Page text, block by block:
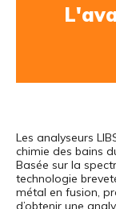
Les analyseurs
chimie des bains
Basée sur la
technologie
métal en fusion,
d’obtenir une